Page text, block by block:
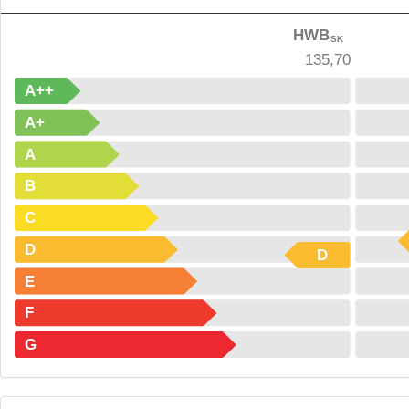
HWBSK
135,70
A++
A+
A
B
C
D
E
F
G
D